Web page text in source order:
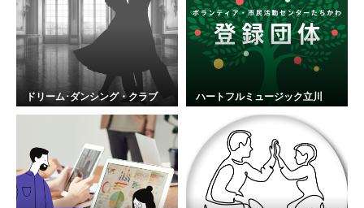
ドリーム･ダンシング・クラブ ハートフルミュージック立川